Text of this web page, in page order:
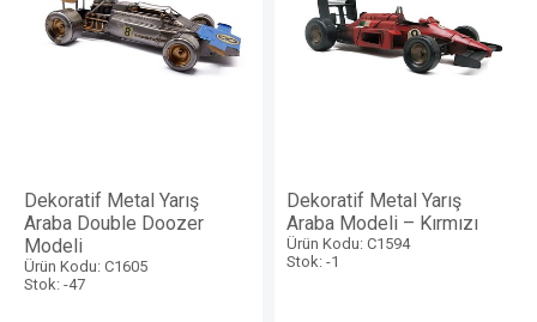
Dekoratif Metal Yarış
Araba Double Doozer
Modeli
Ürün Kodu: C1605
Stok: -47
Dekoratif Metal Yarış
Araba Modeli – Kırmızı
Ürün Kodu: C1594
Stok: -1